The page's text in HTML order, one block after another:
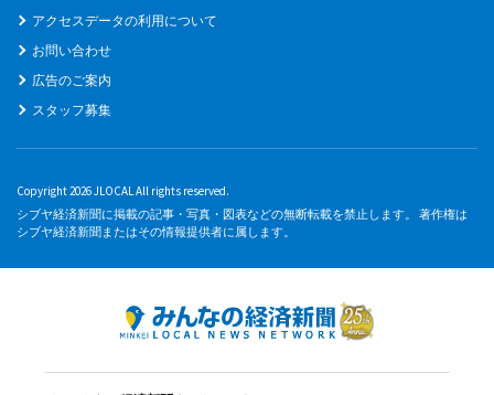
アクセスデータの利用について
お問い合わせ
広告のご案内
スタッフ募集
Copyright 2026 JLOCAL All rights reserved.
シブヤ経済新聞に掲載の記事・写真・図表などの無断転載を禁止します。 著作権は
シブヤ経済新聞またはその情報提供者に属します。